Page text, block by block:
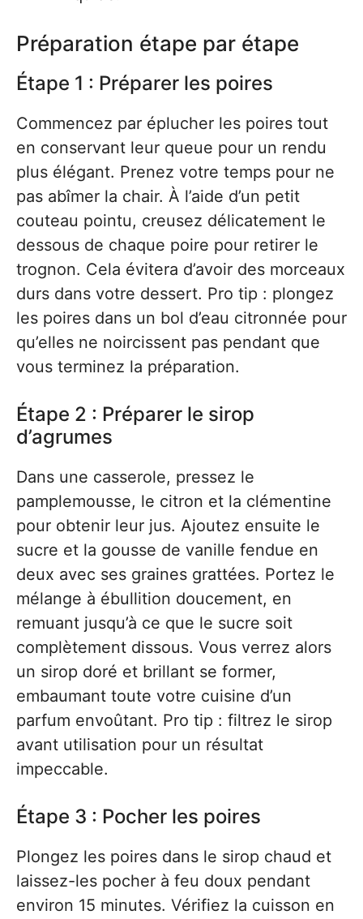
Préparation étape par étape
Étape 1 : Préparer les poires
Commencez par éplucher les poires tout
en conservant leur queue pour un rendu
plus élégant. Prenez votre temps pour ne
pas abîmer la chair. À l’aide d’un petit
couteau pointu, creusez délicatement le
dessous de chaque poire pour retirer le
trognon. Cela évitera d’avoir des morceaux
durs dans votre dessert. Pro tip : plongez
les poires dans un bol d’eau citronnée pour
qu’elles ne noircissent pas pendant que
vous terminez la préparation.
Étape 2 : Préparer le sirop
d’agrumes
Dans une casserole, pressez le
pamplemousse, le citron et la clémentine
pour obtenir leur jus. Ajoutez ensuite le
sucre et la gousse de vanille fendue en
deux avec ses graines grattées. Portez le
mélange à ébullition doucement, en
remuant jusqu’à ce que le sucre soit
complètement dissous. Vous verrez alors
un sirop doré et brillant se former,
embaumant toute votre cuisine d’un
parfum envoûtant. Pro tip : filtrez le sirop
avant utilisation pour un résultat
impeccable.
Étape 3 : Pocher les poires
Plongez les poires dans le sirop chaud et
laissez-les pocher à feu doux pendant
environ 15 minutes. Vérifiez la cuisson en